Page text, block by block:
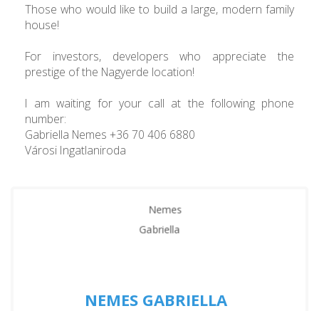
Those who would like to build a large, modern family
house!
For investors, developers who appreciate the
prestige of the Nagyerde location!
I am waiting for your call at the following phone
number:
Gabriella Nemes +36 70 406 6880
Városi Ingatlaniroda
NEMES GABRIELLA